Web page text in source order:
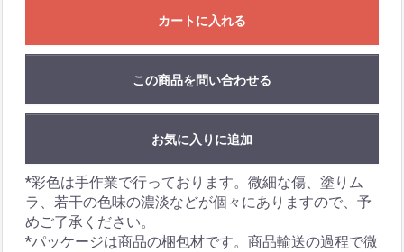
カートに入れる
この商品を問い合わせる
お気に入りに追加
*彩色は手作業で行っております。微細な傷、塗りム
ラ、若干の色味の濃淡などが個々にありますので、予
めご了承ください。
*パッケージは商品の梱包材です。商品輸送の過程で微